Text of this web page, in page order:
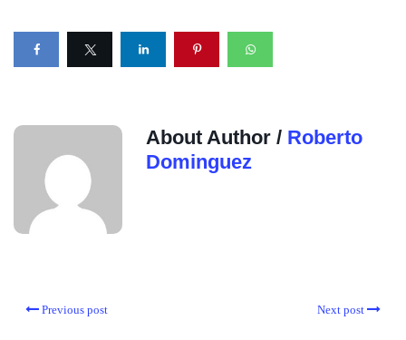
About Author / Roberto
Dominguez
Previous post Next post